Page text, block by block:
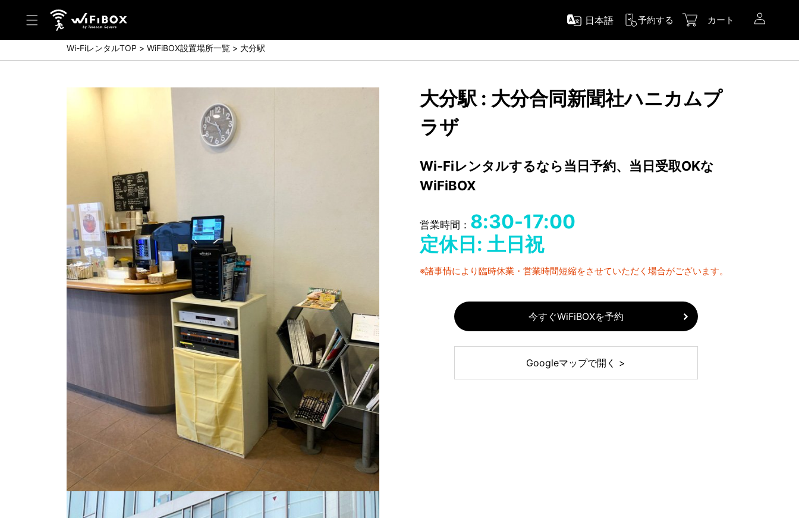
ヘルプ／お問い合わせ
ヘルプセンター(FAQ)(日本語)
日本語 予約する カート
Wi-FiレンタルTOP WiFiBOX設置場所一覧 大分駅
大分駅 : 大分合同新聞社ハニカムプ
ラザ
Wi-Fiレンタルするなら当日予約、当日受取OKな
WiFiBOX
営業時間： 8:30-17:00
定休日: 土日祝
※諸事情により臨時休業・営業時間短縮をさせていただく場合がございます。
今すぐWiFiBOXを予約
Googleマップで開く >